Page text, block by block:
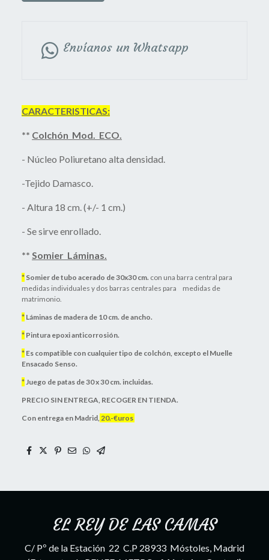
Envíanos un Whatsapp
CARACTERISTICAS:
** Colchón Mod. ECO.
- Núcleo Poliuretano alta densidad.
-Tejido Damasco.
- Altura 18 cm. (+/- 1 cm.)
- Se sirve enrollado.
** Somier Láminas.
* Somier de tubo acerado de 30x30 cm. con una barra central para
medidas individuales y dos barras centrales para medidas de
matrimonio.
* Láminas de madera de 10 cm. de ancho.
* Pintura epoxi anticorrosión.
* Es compatible con cualquier tipo de colchón, excepto el Muelle
Ensacado Senso.
*Juego de patas de 30 x 30 cm. incluidas.
PRECIO SIN ENTREGA, RECOGER EN TIENDA.
Con entrega en Madrid, 20.-€uros
EL REY DE LAS CAMAS
C/ Pº de la Estación 22 C.P 28933 Móstoles, Madrid